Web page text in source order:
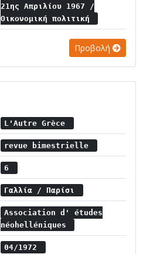
21ης Απριλίου 1967 /
Οικονομική πολιτική
Προβολή
L'Autre Grèce
revue bimestrielle
6
Γαλλία / Παρίσι
Association d' études
néohelléniques
04/1972